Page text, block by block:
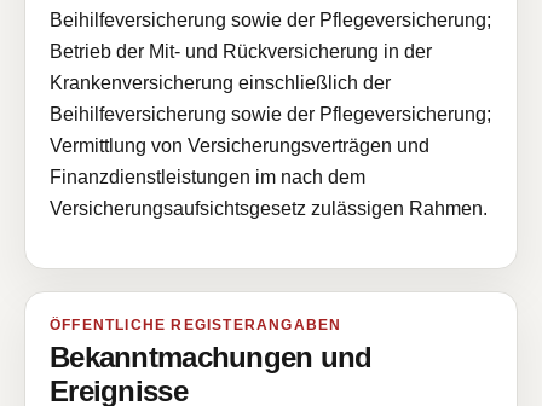
Beihilfeversicherung sowie der Pflegeversicherung;
Betrieb der Mit- und Rückversicherung in der
Krankenversicherung einschließlich der
Beihilfeversicherung sowie der Pflegeversicherung;
Vermittlung von Versicherungsverträgen und
Finanzdienstleistungen im nach dem
Versicherungsaufsichtsgesetz zulässigen Rahmen.
ÖFFENTLICHE REGISTERANGABEN
Bekanntmachungen und
Ereignisse